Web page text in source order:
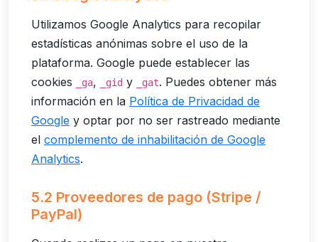
Utilizamos Google Analytics para recopilar
estadísticas anónimas sobre el uso de la
plataforma. Google puede establecer las
cookies
_ga, _gid y _gat. Puedes obtener más
información en la Política de Privacidad de
Google y optar por no ser rastreado mediante
el complemento de inhabilitación de Google
Analytics.
5.2 Proveedores de pago (Stripe /
PayPal)